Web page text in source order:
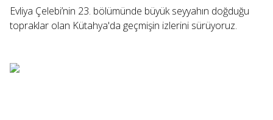
Evliya Çelebi’nin 23. bölümünde büyük seyyahın doğduğu
topraklar olan Kütahya'da geçmişin izlerini sürüyoruz.